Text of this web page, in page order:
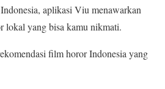
aplikasi Viu menawarkan
lokal yang bisa kamu nikmati.
film horor Indonesia yang